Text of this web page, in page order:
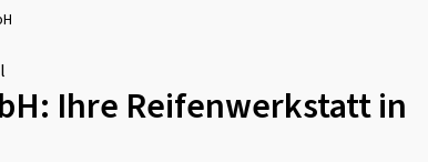
Ihre Reifenwerkstatt in